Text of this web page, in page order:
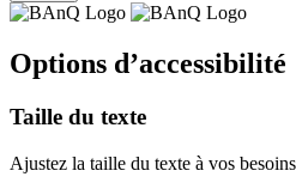
Options d’accessibilité
Taille du texte
Ajustez la taille du texte à vos